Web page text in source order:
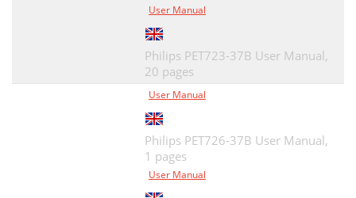
User Manual
Philips PET723-37B User Manual,
20 pages
User Manual
Philips PET726-37B User Manual,
1 pages
User Manual